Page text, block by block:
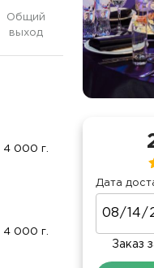
Общий
выход
4 000 г.
4 000 г.
Дата
Заказ